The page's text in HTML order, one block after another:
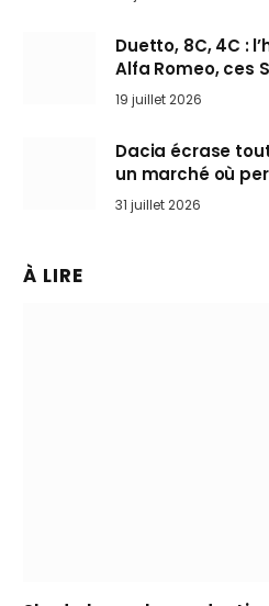
Duetto, 8C, 4C :
Alfa Romeo, ces
l’art de rouler
19 juillet 2026
Dacia écrase
un marché où
31 juillet 2026
À LIRE